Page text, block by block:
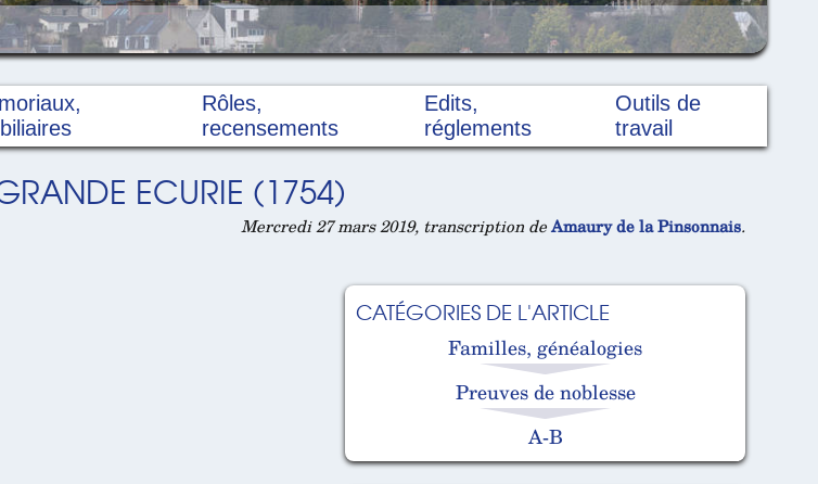
Rôles,
recensements
Edits,
réglements
Outils de
travail
ECURIE (1754)
Mercredi 27 mars 2019, transcription deAmaury de la Pinsonnais.
CATÉGORIES DE L'ARTICLE
Familles, généalogies
Preuves de noblesse
A-B